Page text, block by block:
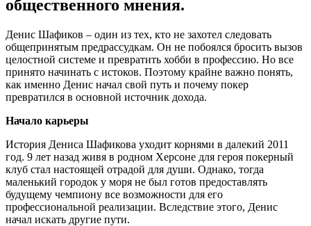
общественного мнения.
Денис Шафиков – один из тех, кто не захотел следовать
общепринятым предрассудкам. Он не побоялся бросить вызов
целостной системе и превратить хобби в профессию. Но все
принято начинать с истоков. Поэтому крайне важно понять,
как именно Денис начал свой путь и почему покер
превратился в основной источник дохода.
Начало карьеры
История Дениса Шафикова уходит корнями в далекий 2011
год. 9 лет назад живя в родном Херсоне для героя покерный
клуб стал настоящей отрадой для души. Однако, тогда
маленький городок у моря не был готов предоставлять
будущему чемпиону все возможности для его
профессиональной реализации. Вследствие этого, Денис
начал искать другие пути.